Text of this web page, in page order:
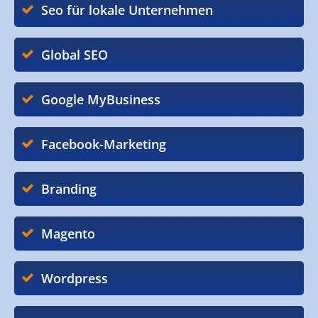
Seo für lokale Unternehmen
Global SEO
Google MyBusiness
Facebook-Marketing
Branding
Magento
Wordpress